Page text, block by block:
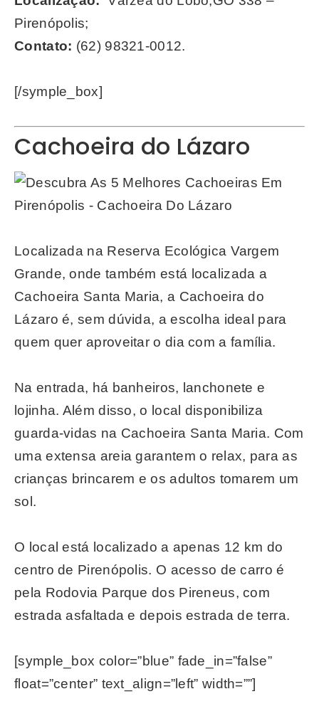
Pirenópolis;
Contato: (62) 98321-0012.
[/symple_box]
Cachoeira do Lázaro
Localizada na Reserva Ecológica Vargem
Grande, onde também está localizada a
Cachoeira Santa Maria, a Cachoeira do
Lázaro é, sem dúvida, a escolha ideal para
quem quer aproveitar o dia com a família.
Na entrada, há banheiros, lanchonete e
lojinha. Além disso, o local disponibiliza
guarda-vidas na Cachoeira Santa Maria. Com
uma extensa areia garantem o relax, para as
crianças brincarem e os adultos tomarem um
sol.
O local está localizado a apenas 12 km do
centro de Pirenópolis. O acesso de carro é
pela Rodovia Parque dos Pireneus, com
estrada asfaltada e depois estrada de terra.
[symple_box color=”blue” fade_in=”false”
float=”center” text_align=”left” width=””]